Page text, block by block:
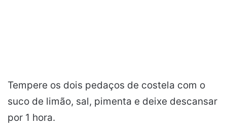
Tempere os dois pedaços de costela com o
suco de limão, sal, pimenta e deixe descansar
por 1 hora.